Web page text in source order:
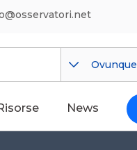
Ovunque
News